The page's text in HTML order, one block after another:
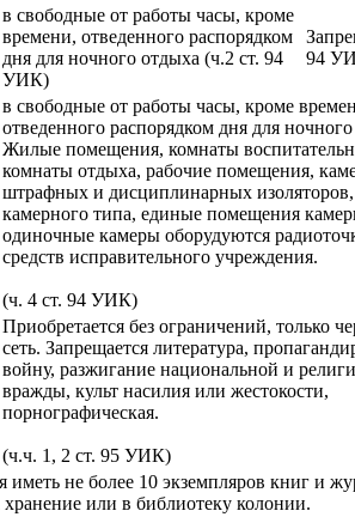
в свободные от работы часы, кроме
времени, отведенного распорядком
дня для ночного отдыха (ч.2 ст. 94
УИК)
94
в свободные от работы часы, кроме
отведенного распорядком дня для
Жилые помещения, комнаты
комнаты отдыха, рабочие помещения,
штрафных и дисциплинарных
камерного типа, единые помещения
одиночные камеры оборудуются
средств исправительного учреждения.
(ч. 4 ст. 94 УИК)
Приобретается без ограничений, только
сеть. Запрещается литература,
войну, разжигание национальной и
вражды, культ насилия или жестокости,
порнографическая.
(ч.ч. 1, 2 ст. 95 УИК)
иметь не более 10 экземпляров книг и
или в библиотеку колонии.